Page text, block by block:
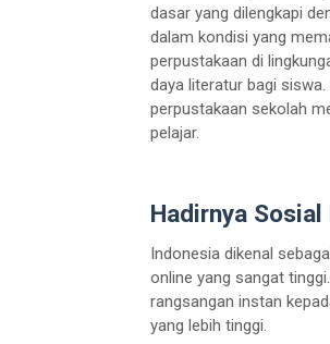
dasar yang dilengkapi
dalam kondisi yang
perpustakaan di
daya literatur bagi
perpustakaan sekolah
pelajar.
Hadirnya
Indonesia dikenal
online yang sangat
rangsangan instan
yang lebih tinggi.